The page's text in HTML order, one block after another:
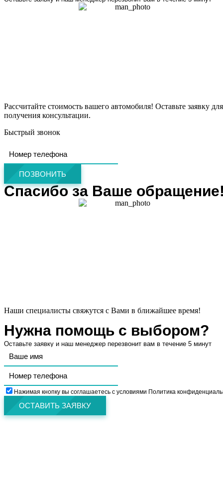
Рассчитайте стоимость вашего автомобиля! Оставьте заявку для
получения консультации.
Быстрый звонок
ПОЗВОНИТЬ
Спасибо за Ваше
Наши специалисты свяжутся с Вами в ближайшее время!
Нужна помощь с выбором?
Оставьте заявку и наш менеджер перезвонит вам в течение 5 минут
Нажимая кнопку вы соглашаетесь с условиями Политика
ОСТАВИТЬ ЗАЯВКУ